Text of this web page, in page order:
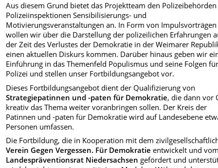
Aus diesem Grund bietet das Projektteam den
Polizeiinspektionen Sensibilisierungs- und
Motivierungsveranstaltungen an. In Form von Impulsvorträgen
wollen wir über die Darstellung der polizeilichen Erfahrungen
der Zeit des Verlustes der Demokratie in der Weimarer
einen aktuellen Diskurs kommen. Darüber hinaus geben wir
Einführung in das Themenfeld Populismus und seine Folgen
Polizei und stellen unser Fortbildungsangebot vor.
Dieses Fortbildungsangebot dient der Qualifizierung von
Strategiepatinnen und -paten für Demokratie, die dann vor
kreativ das Thema weiter voranbringen sollen. Der Kreis der
Patinnen und -paten für Demokratie wird auf Landesebene
Personen umfassen.
Die Fortbildung, die in Kooperation mit dem
Verein Gegen Vergessen. Für Demokratie entwickelt und
Landespräventionsrat Niedersachsen gefördert und